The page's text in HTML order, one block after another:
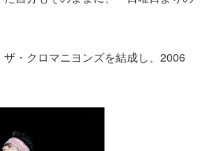
・クロマニヨンズを結成し、2006